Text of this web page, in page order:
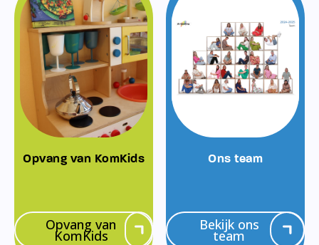
Opvang van KomKids
Opvang van
KomKids
Ons team
Bekijk ons
team